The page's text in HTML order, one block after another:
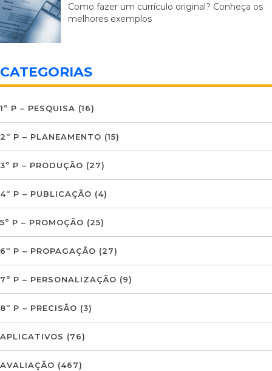
Como fazer um currículo original? Conheça os
melhores exemplos
CATEGORIAS
1º P – PESQUISA (16)
2º P – PLANEAMENTO (15)
3º P – PRODUÇÃO (27)
4º P – PUBLICAÇÃO (4)
5º P – PROMOÇÃO (25)
6º P – PROPAGAÇÃO (27)
7º P – PERSONALIZAÇÃO (9)
8º P – PRECISÃO (3)
APLICATIVOS (76)
AVALIAÇÃO (467)